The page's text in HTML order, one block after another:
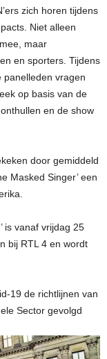
zich horen tijdens
Niet alleen
maar
en sporters. Tijdens
panelleden vragen
op basis van de
en de show
door gemiddeld
Masked Singer’ een
is vanaf vrijdag 25
bij RTL 4 en wordt
19 de richtlijnen van
Sector gevolgd